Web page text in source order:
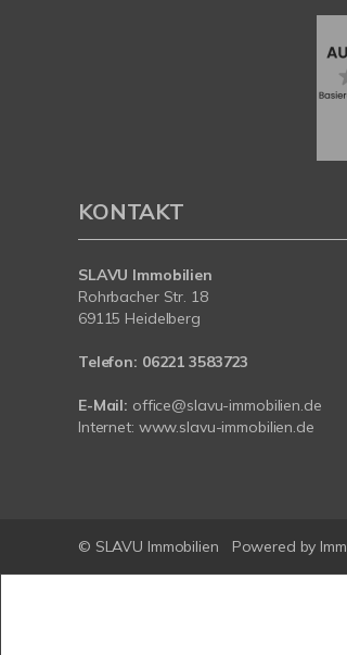
KONTAKT
SLAVU Immobilien
Rohrbacher Str. 18
69115 Heidelberg
Telefon: 06221 3583723
E-Mail: office@slavu-immobilien.de
Internet: www.slavu-immobilien.de
© SLAVU Immobilien Powered by